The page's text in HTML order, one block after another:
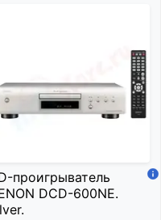
проигрыватель
DCD-600NE.